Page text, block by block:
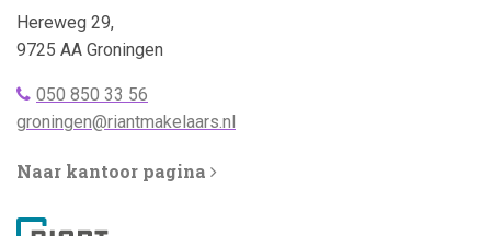
Adres:
Hereweg 29,
9725 AA Groningen
Telefoonnummer
bellen:
050 850 33 56
Emailadres:
groningen@riantmakelaars.nl
Naar kantoor pagina